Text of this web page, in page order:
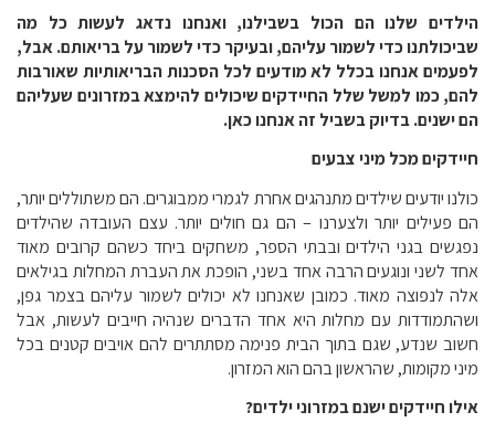
הילדים שלנו הם הכול בשבילנו, ואנחנו נדאג לעשות כל מה
שביכולתנו כדי לשמור עליהם, ובעיקר כדי לשמור על בריאותם. אבל,
לפעמים אנחנו בכלל לא מודעים לכל הסכנות הבריאותיות שאורבות
להם, כמו למשל שלל החיידקים שיכולים להימצא במזרונים שעליהם
הם ישנים. בדיוק בשביל זה אנחנו כאן.
חיידקים מכל מיני צבעים
כולנו יודעים שילדים מתנהגים אחרת לגמרי ממבוגרים. הם משתוללים יותר,
הם פעילים יותר ולצערנו – הם גם חולים יותר. עצם העובדה שהילדים
נפגשים בגני הילדים ובבתי הספר, משחקים ביחד כשהם קרובים מאוד
אחד לשני ונוגעים הרבה אחד בשני, הופכת את העברת המחלות בגילאים
אלה לנפוצה מאוד. כמובן שאנחנו לא יכולים לשמור עליהם בצמר גפן,
ושהתמודדות עם מחלות היא אחד הדברים שנהיה חייבים לעשות, אבל
חשוב שנדע, שגם בתוך הבית פנימה מסתתרים להם אויבים קטנים בכל
מיני מקומות, שהראשון בהם הוא המזרון.
אילו חיידקים ישנם במזרוני ילדים?